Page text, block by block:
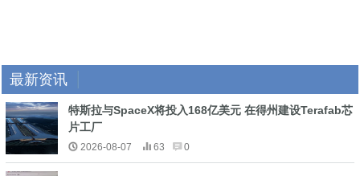
最新资讯
特斯拉与SpaceX将投入168亿美元 在得州建设Terafab芯
片工厂
2026-08-07 63 0